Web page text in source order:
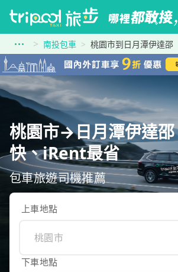
南投包車 桃園市到日月潭伊達邵
桃園市→日月潭伊達
快、iRent最省
包車旅遊司機推薦
上車地點
下車地點